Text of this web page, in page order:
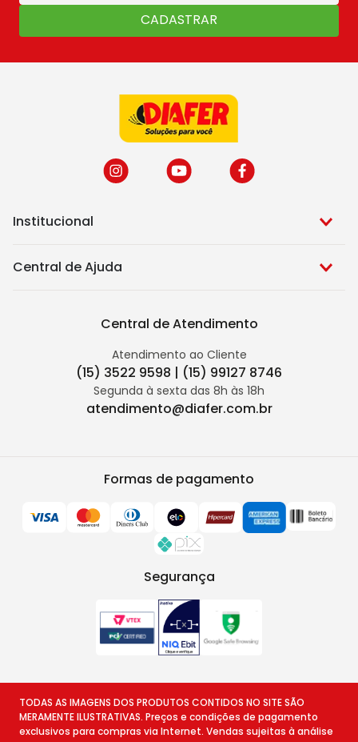
CADASTRAR
Institucional
Central de Ajuda
Central de Atendimento
Atendimento ao Cliente
(15) 3522 9598 | (15) 99127 8746
Segunda à sexta das 8h às 18h
atendimento@diafer.com.br
Formas de pagamento
Segurança
TODAS AS IMAGENS DOS PRODUTOS CONTIDOS NO SITE SÃO
MERAMENTE ILUSTRATIVAS. Preços e condições de pagamento
exclusivos para compras via Internet. Vendas sujeitas à análise